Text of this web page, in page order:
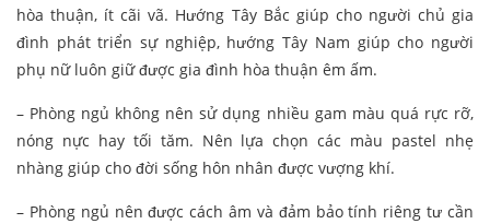
hòa thuận, ít cãi vã. Hướng Tây Bắc giúp cho người chủ gia
đình phát triển sự nghiệp, hướng Tây Nam giúp cho người
phụ nữ luôn giữ được gia đình hòa thuận êm ấm.
– Phòng ngủ không nên sử dụng nhiều gam màu quá rực rỡ,
nóng nực hay tối tăm. Nên lựa chọn các màu pastel nhẹ
nhàng giúp cho đời sống hôn nhân được vượng khí.
– Phòng ngủ nên được cách âm và đảm bảo tính riêng tư cần